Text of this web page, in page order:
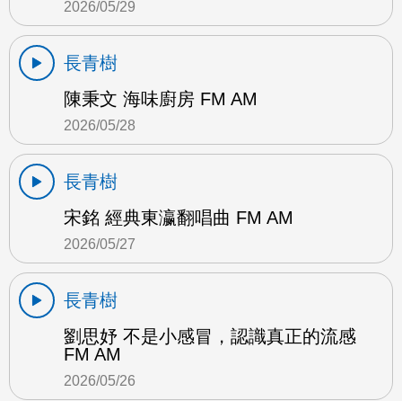
2026/05/29
長青樹
陳秉文 海味廚房 FM AM
2026/05/28
長青樹
宋銘 經典東瀛翻唱曲 FM AM
2026/05/27
長青樹
劉思妤 不是小感冒，認識真正的流感
FM AM
2026/05/26